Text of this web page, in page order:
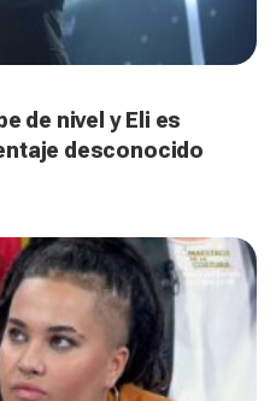
de nivel y Eli es
desconocido